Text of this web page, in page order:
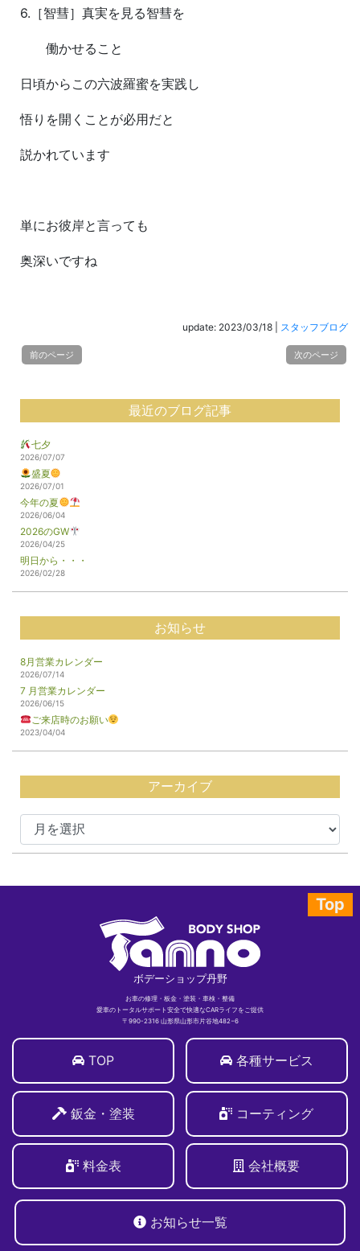
6.［智彗］真実を見る智彗を
働かせること
日頃からこの六波羅蜜を実践し
悟りを開くことが必用だと
説かれています
単にお彼岸と言っても
奥深いですね
update: 2023/03/18 スタッフブログ
前のページ 次のページ
最近のブログ記事
七夕
2026/07/07
盛夏
2026/07/01
今年の夏
2026/06/04
2026のGW
2026/04/25
明日から・・・
2026/02/28
お知らせ
8月営業カレンダー
2026/07/14
7 月営業カレンダー
2026/06/15
ご来店時のお願い
2023/04/04
アーカイブ
Top
ボデーショップ丹野
お車の修理・板金・塗装・車検・整備
愛車のトータルサポート安全で快適なCARライフをご提供
〒990-2316 山形県山形市片谷地482−6
TOP 各種サービス
鈑金・塗装 コーティング
料金表 会社概要
お知らせ一覧